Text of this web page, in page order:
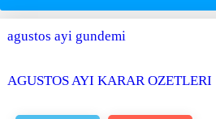
agustos ayi gundemi
AGUSTOS AYI KARAR OZETLERI